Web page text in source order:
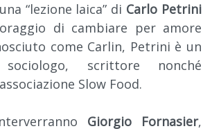
“lezione laica” di Carlo Petrini
di cambiare per amore
come Carlin, Petrini è un
sociologo, scrittore nonché
Slow Food.
Giorgio Fornasier,